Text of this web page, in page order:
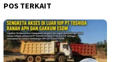
POS TERKAIT